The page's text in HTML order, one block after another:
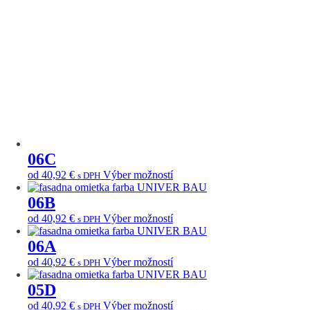
06C
od 40,92 € s DPH Výber možnostíTento
produkt
viacero
variantov.
Možnosti
môžete
vybrať
stránke
06B
od 40,92 € s DPH Výber možnostíTento
produkt
viacero
variantov.
Možnosti
môžete
06A
od 40,92 € s DPH Výber možnostíTento
produkt
viacero
05D
od 40,92 € s DPH Výber možnostíTento